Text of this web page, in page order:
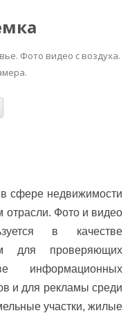
Фото видео с воздуха.
сфере недвижимости
отрасли. Фото и видео
в качестве
для проверяющих
информационных
и для рекламы среди
участки, жилые